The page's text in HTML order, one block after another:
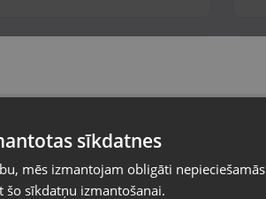
būs attēlots izvēlētajā valodā
sīkdatnes
mēs izmantojam obligāti
sīkdatņu izmantošanai.